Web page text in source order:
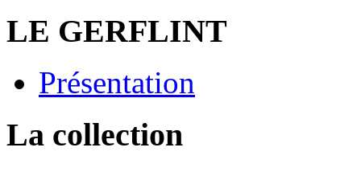
LE GERFLINT
Présentation
La collection